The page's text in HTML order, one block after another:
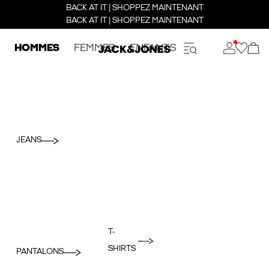
BACK AT IT | SHOPPEZ MAINTENANT
BACK AT IT | SHOPPEZ MAINTENANT
HOMMES FEMMES ENFANTS
JEANS
PANTALONS
T-
SHIRTS